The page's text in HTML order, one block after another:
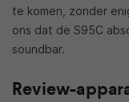
te komen, zonder
ons dat de S95C
soundbar.
Review-